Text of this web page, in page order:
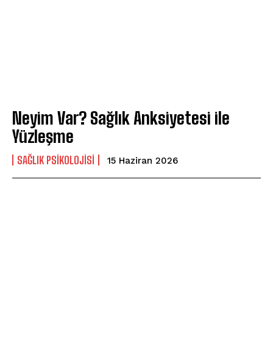
Neyim Var? Sağlık Anksiyetesi ile
Yüzleşme
SAĞLIK PSIKOLOJISI 15 Haziran 2026